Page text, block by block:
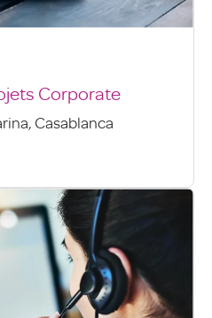
Corporate
Casablanca